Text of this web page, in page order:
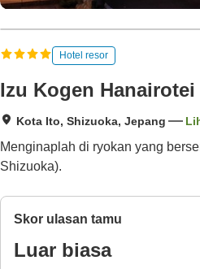
Hotel resor
Izu Kogen Hanairotei
Kota Ito, Shizuoka, Jepang
Menginaplah di ryokan yang
Shizuoka).
Skor ulasan tamu
Luar biasa